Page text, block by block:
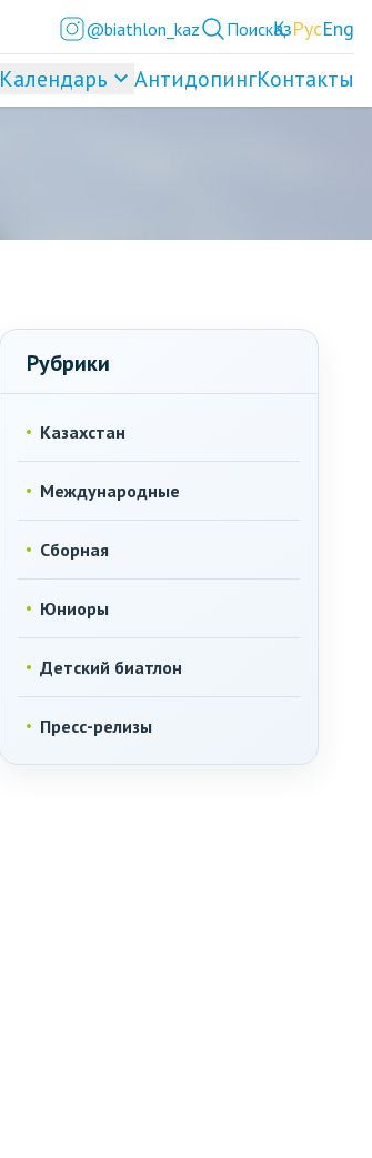
@biathlon_kaz ПоискҚазРусEng
Календарь АнтидопингКонтакты
Рубрики
Казахстан
Международные
Сборная
Юниоры
Детский биатлон
Пресс-релизы